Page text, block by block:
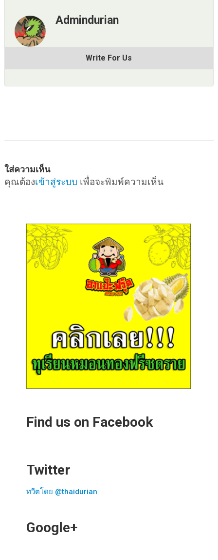
Admindurian
Write For Us
ใส่ความเห็น
คุณต้องเข้าสู่ระบบ เพื่อจะพิมพ์ความเห็น
Find us on Facebook
Twitter
ทวีตโดย @thaidurian
Google+